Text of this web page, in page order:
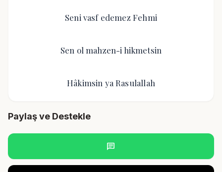
Seni vasf edemez Fehmi
Sen ol mahzen-i hikmetsin
Hâkimsin ya Rasulallah
Paylaş ve Destekle
chat